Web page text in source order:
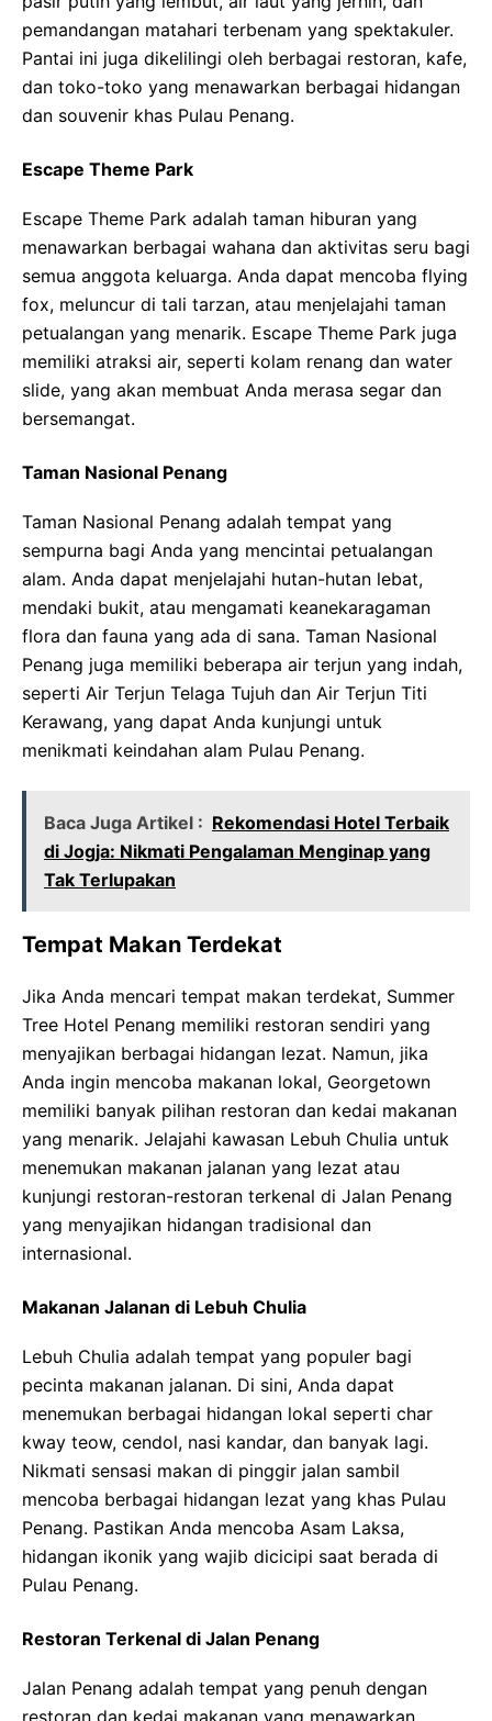
pemandangan matahari terbenam yang spektakuler.
Pantai ini juga dikelilingi oleh berbagai restoran, kafe,
dan toko-toko yang menawarkan berbagai hidangan
dan souvenir khas Pulau Penang.
Escape Theme Park
Escape Theme Park adalah taman hiburan yang
menawarkan berbagai wahana dan aktivitas seru bagi
semua anggota keluarga. Anda dapat mencoba flying
fox, meluncur di tali tarzan, atau menjelajahi taman
petualangan yang menarik. Escape Theme Park juga
memiliki atraksi air, seperti kolam renang dan water
slide, yang akan membuat Anda merasa segar dan
bersemangat.
Taman Nasional Penang
Taman Nasional Penang adalah tempat yang
sempurna bagi Anda yang mencintai petualangan
alam. Anda dapat menjelajahi hutan-hutan lebat,
mendaki bukit, atau mengamati keanekaragaman
flora dan fauna yang ada di sana. Taman Nasional
Penang juga memiliki beberapa air terjun yang indah,
seperti Air Terjun Telaga Tujuh dan Air Terjun Titi
Kerawang, yang dapat Anda kunjungi untuk
menikmati keindahan alam Pulau Penang.
Baca Juga Artikel : Rekomendasi Hotel Terbaik
di Jogja: Nikmati Pengalaman Menginap yang
Tak Terlupakan
Tempat Makan Terdekat
Jika Anda mencari tempat makan terdekat, Summer
Tree Hotel Penang memiliki restoran sendiri yang
menyajikan berbagai hidangan lezat. Namun, jika
Anda ingin mencoba makanan lokal, Georgetown
memiliki banyak pilihan restoran dan kedai makanan
yang menarik. Jelajahi kawasan Lebuh Chulia untuk
menemukan makanan jalanan yang lezat atau
kunjungi restoran-restoran terkenal di Jalan Penang
yang menyajikan hidangan tradisional dan
internasional.
Makanan Jalanan di Lebuh Chulia
Lebuh Chulia adalah tempat yang populer bagi
pecinta makanan jalanan. Di sini, Anda dapat
menemukan berbagai hidangan lokal seperti char
kway teow, cendol, nasi kandar, dan banyak lagi.
Nikmati sensasi makan di pinggir jalan sambil
mencoba berbagai hidangan lezat yang khas Pulau
Penang. Pastikan Anda mencoba Asam Laksa,
hidangan ikonik yang wajib dicicipi saat berada di
Pulau Penang.
Restoran Terkenal di Jalan Penang
Jalan Penang adalah tempat yang penuh dengan
restoran dan kedai makanan yang menawarkan